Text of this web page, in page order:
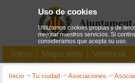
Inicio Mapa web Valencià
Inicio ->Tu ciudad ->Asociaciones ->
Uso de cookies
Utilizamos cookies propias y de
mejorar nuestros servicios. Si
consideramos que acepta su uso.